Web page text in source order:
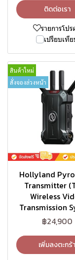
ติดต่อเรา
รายการโปร
เปรียบเที
สินค้าใหม่
สั่งจองล่วงหน้า
Hollyland
Transmitter
Wireless
Transmission
฿24,900
เพิ่มลงตะกร้า